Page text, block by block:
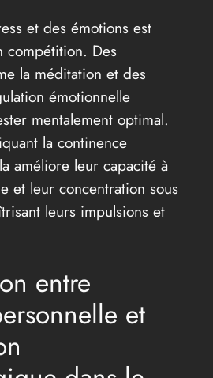
et des émotions est
compétition. Des
la méditation et des
émotionnelle
mentalement optimal.
la continence
améliore leur capacité à
et leur concentration sous
leurs impulsions et
entre
et